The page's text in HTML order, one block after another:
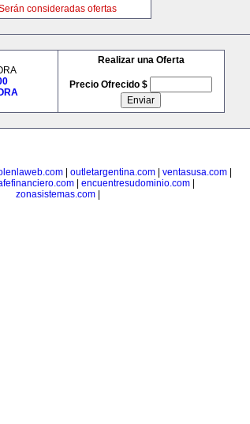
consideradas ofertas
Realizar una Oferta
Precio Ofrecido $
| outletargentina.com| ventasusa.com|
| encuentresudominio.com|
zonasistemas.com|